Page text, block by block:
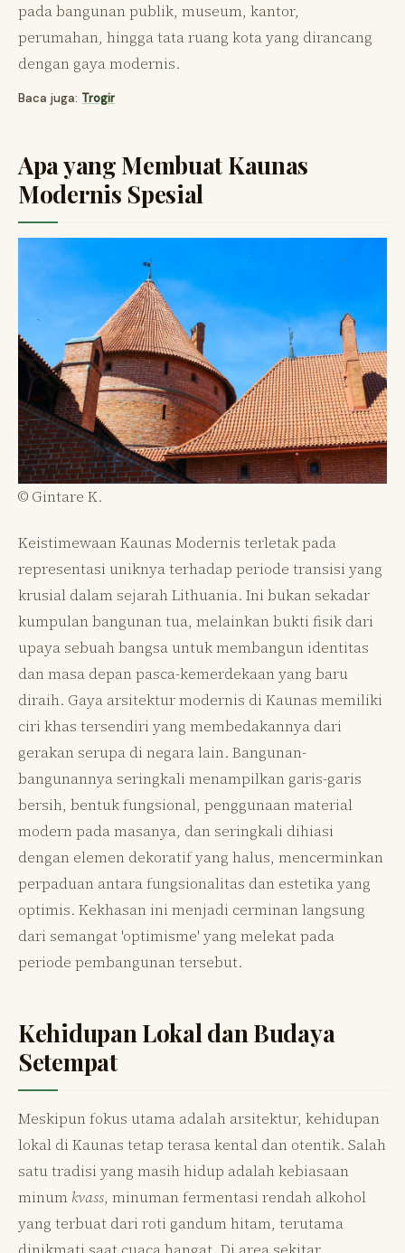
pada bangunan publik, museum, kantor,
perumahan, hingga tata ruang kota yang dirancang
dengan gaya modernis.
Baca juga: Trogir
Apa yang Membuat Kaunas
Modernis Spesial
© Gintare K.
Keistimewaan Kaunas Modernis terletak pada
representasi uniknya terhadap periode transisi yang
krusial dalam sejarah Lithuania. Ini bukan sekadar
kumpulan bangunan tua, melainkan bukti fisik dari
upaya sebuah bangsa untuk membangun identitas
dan masa depan pasca-kemerdekaan yang baru
diraih. Gaya arsitektur modernis di Kaunas memiliki
ciri khas tersendiri yang membedakannya dari
gerakan serupa di negara lain. Bangunan-
bangunannya seringkali menampilkan garis-garis
bersih, bentuk fungsional, penggunaan material
modern pada masanya, dan seringkali dihiasi
dengan elemen dekoratif yang halus, mencerminkan
perpaduan antara fungsionalitas dan estetika yang
optimis. Kekhasan ini menjadi cerminan langsung
dari semangat 'optimisme' yang melekat pada
periode pembangunan tersebut.
Kehidupan Lokal dan Budaya
Setempat
Meskipun fokus utama adalah arsitektur, kehidupan
lokal di Kaunas tetap terasa kental dan otentik. Salah
satu tradisi yang masih hidup adalah kebiasaan
minum kvass, minuman fermentasi rendah alkohol
yang terbuat dari roti gandum hitam, terutama